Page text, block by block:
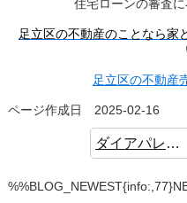
住宅ローンの審査
足立区の不動産のことなら家
足立区の不動産
ページ作成日 2025-02-16
ダイアパレス立石 中古マンション 眺望良好 リフォーム済